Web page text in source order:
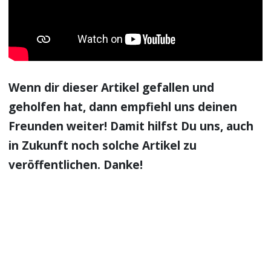
Wenn dir dieser Artikel gefallen und
geholfen hat, dann empfiehl uns deinen
Freunden weiter! Damit hilfst Du uns, auch
in Zukunft noch solche Artikel zu
veröffentlichen. Danke!